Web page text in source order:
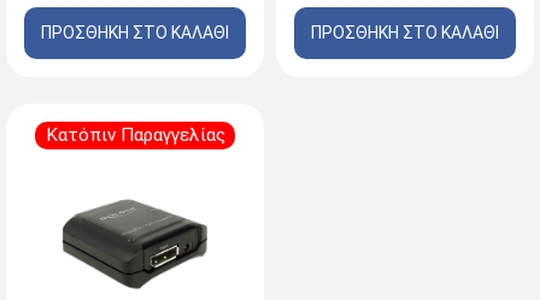
ΠΡΟΣΘΗΚΗ ΣΤΟ ΚΑΛΑΘΙ ΠΡΟΣΘΗΚΗ ΣΤΟ ΚΑΛΑΘΙ
Κατόπιν Παραγγελίας